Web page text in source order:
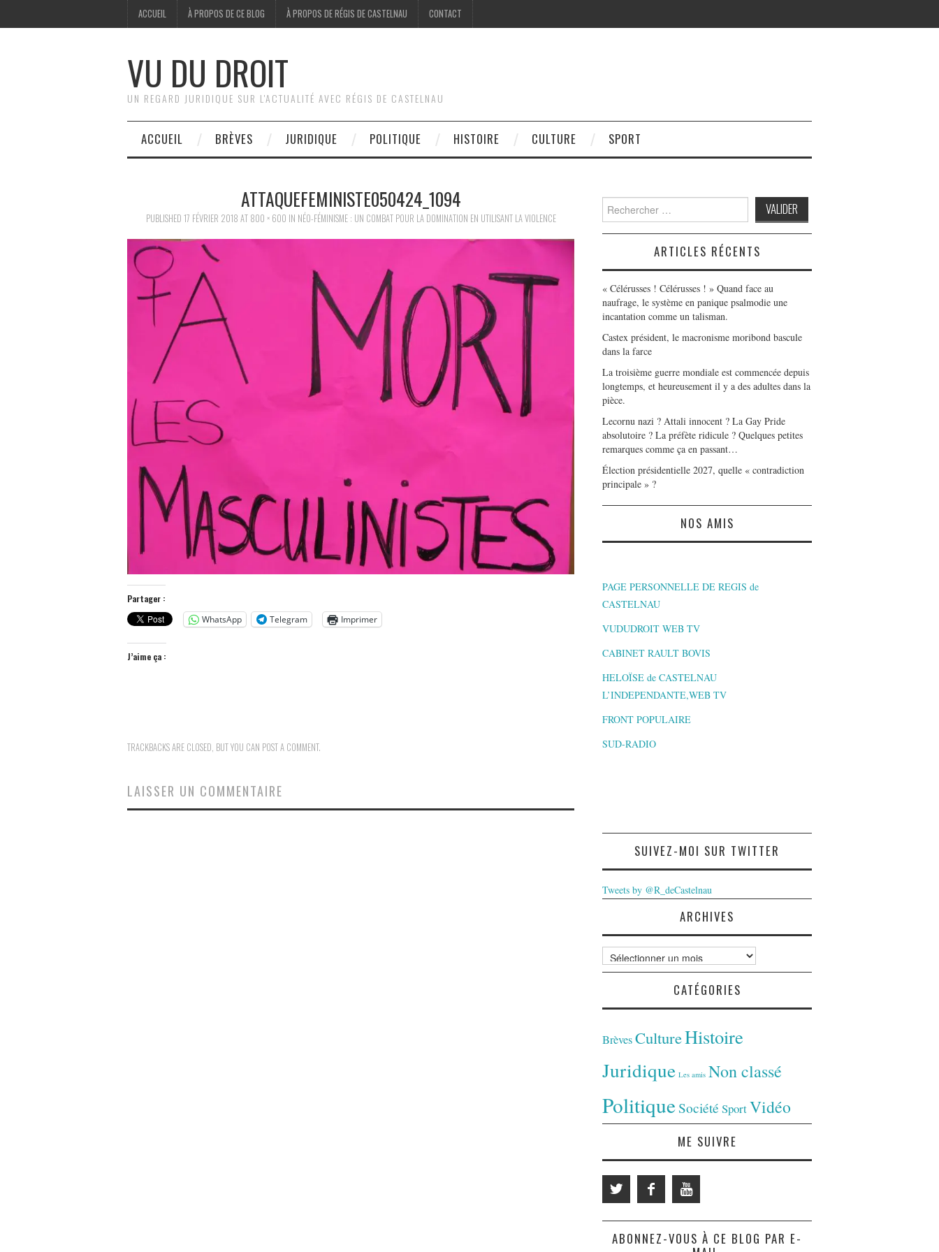
ACCUEIL À PROPOS DE CE BLOG À PROPOS DE RÉGIS DE CASTELNAU CONTACT
VU DU DROIT
UN REGARD JURIDIQUE SUR L'ACTUALITÉ AVEC RÉGIS DE CASTELNAU
ACCUEIL BRÈVES JURIDIQUE POLITIQUE HISTOIRE CULTURE SPORT
ATTAQUEFEMINISTE050424_1094
PUBLISHED 17 FÉVRIER 2018 AT 800 × 600 IN NÉO-FÉMINISME : UN COMBAT POUR LA DOMINATION EN UTILISANT LA VIOLENCE
Partager :
WhatsApp
Telegram Imprimer
J’aime ça :
TRACKBACKS ARE CLOSED, BUT YOU CAN POST A COMMENT.
LAISSER UN COMMENTAIRE
Search
for:
ARTICLES RÉCENTS
« Célérusses ! Célérusses ! » Quand face au
naufrage, le système en panique psalmodie une
incantation comme un talisman.
Castex président, le macronisme moribond bascule
dans la farce
La troisième guerre mondiale est commencée depuis
longtemps, et heureusement il y a des adultes dans la
pièce.
Lecornu nazi ? Attali innocent ? La Gay Pride
absolutoire ? La préfète ridicule ? Quelques petites
remarques comme ça en passant…
Élection présidentielle 2027, quelle « contradiction
principale » ?
NOS AMIS
PAGE PERSONNELLE DE REGIS de
CASTELNAU
VUDUDROIT WEB TV
CABINET RAULT BOVIS
HELOÏSE de CASTELNAU
L’INDEPENDANTE,WEB TV
FRONT POPULAIRE
SUD-RADIO
SUIVEZ-MOI SUR TWITTER
Tweets by @R_deCastelnau
ARCHIVES
Archives
CATÉGORIES
BrèvesCultureHistoire
Juridique Les amis Non classé
PolitiqueSociété SportVidéo
ME SUIVRE
ABONNEZ-VOUS À CE BLOG PAR E-